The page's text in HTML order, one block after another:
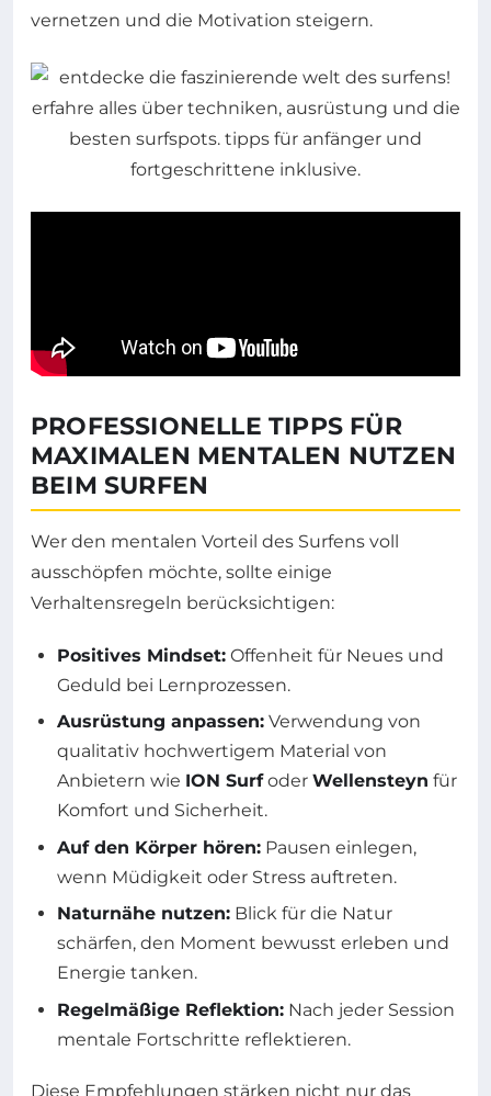
vernetzen und die Motivation steigern.
PROFESSIONELLE TIPPS FÜR
MAXIMALEN MENTALEN NUTZEN
BEIM SURFEN
Wer den mentalen Vorteil des Surfens voll
ausschöpfen möchte, sollte einige
Verhaltensregeln berücksichtigen:
Positives Mindset: Offenheit für Neues und
Geduld bei Lernprozessen.
Ausrüstung anpassen: Verwendung von
qualitativ hochwertigem Material von
Anbietern wie ION Surfoder Wellensteyn für
Komfort und Sicherheit.
Auf den Körper hören: Pausen einlegen,
wenn Müdigkeit oder Stress auftreten.
Naturnähe nutzen: Blick für die Natur
schärfen, den Moment bewusst erleben und
Energie tanken.
Regelmäßige Reflektion: Nach jeder Session
mentale Fortschritte reflektieren.
Diese Empfehlungen stärken nicht nur das